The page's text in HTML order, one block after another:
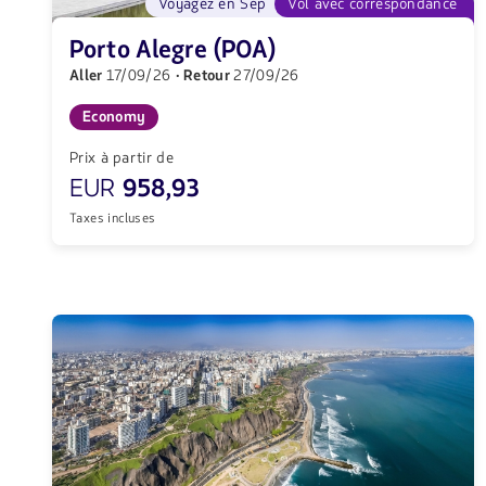
Porto Alegre (POA)
Aller 17/09/26 · Retour27/09/26
Economy
Prix à partir de
EUR 958,93
Taxes incluses